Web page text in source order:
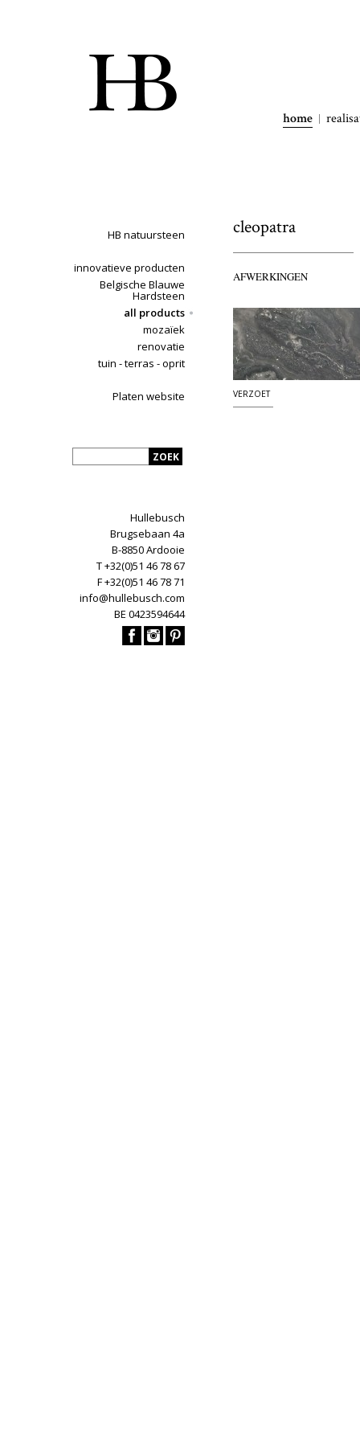
home
HB natuursteen
innovatieve producten
Belgische Blauwe
Hardsteen
all products
mozaïek
renovatie
tuin - terras - oprit
Platen website
Hullebusch
Brugsebaan 4a
B-8850 Ardooie
T +32(0)51 46 78 67
F +32(0)51 46 78 71
info@hullebusch.com
BE 0423594644
cleopatra
AFWERKINGEN
VERZOET